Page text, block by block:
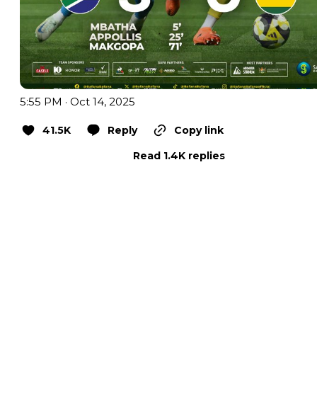
5:55 PM · Oct 14, 2025
41.5K Reply
Copy link
Read 1.4K replies